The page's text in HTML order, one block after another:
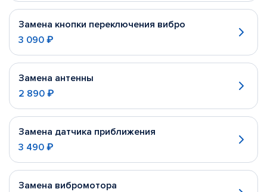
Замена кнопки переключения вибро
3 090 ₽
Замена антенны
2 890 ₽
Замена датчика приближения
3 490 ₽
Замена вибромотора